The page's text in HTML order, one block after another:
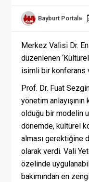
Bayburt Portalı
Merkez Valisi Dr.
düzenlenen
isimli bir konferans
Prof. Dr. Fuat
yönetim
olduğu bir modelin
dönemde, kültürel
alması gerektiğine
olarak verdi. Vali
özelinde
bakımından en